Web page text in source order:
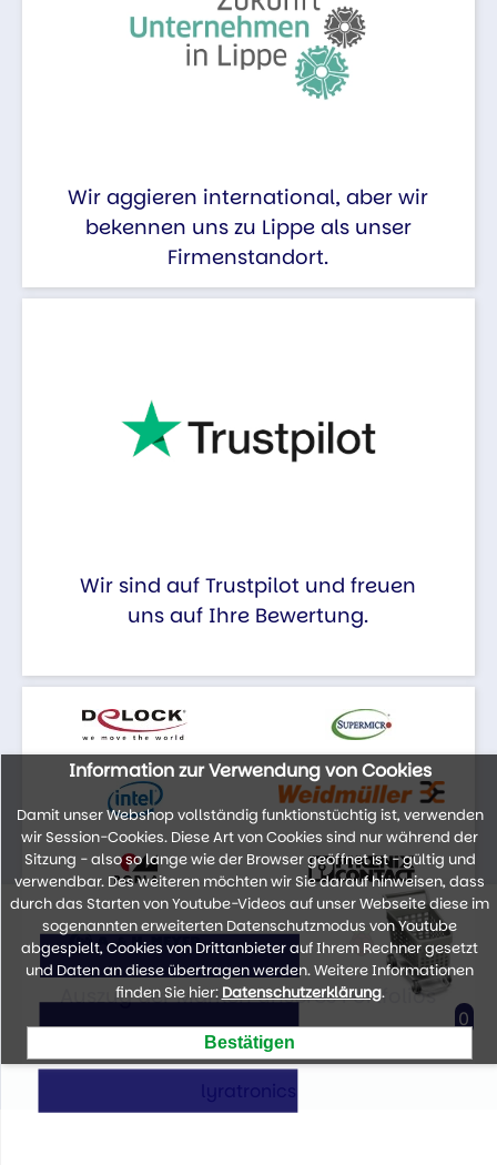
Wir aggieren international, aber wir
bekennen uns zu Lippe als unser
Firmenstandort.
Wir sind auf Trustpilot und freuen
uns auf Ihre Bewertung.
Auszug der Marken unseres Portfolios
Information zur Verwendung von Cookies
Damit unser Webshop vollständig funktionstüchtig ist, verwenden
wir Session-Cookies. Diese Art von Cookies sind nur während der
Sitzung - also so lange wie der Browser geöffnet ist - gültig und
verwendbar. Des weiteren möchten wir Sie darauf hinweisen, dass
durch das Starten von Youtube-Videos auf unser Webseite diese im
sogenannten erweiterten Datenschutzmodus von Youtube
abgespielt, Cookies von Drittanbieter auf Ihrem Rechner gesetzt
und Daten an diese übertragen werden. Weitere Informationen
finden Sie hier: Datenschutzerklärung.
0